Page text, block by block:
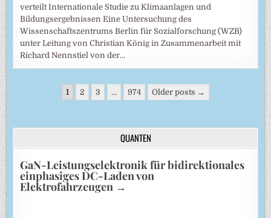
verteilt Internationale Studie zu Klimaanlagen und
Bildungsergebnissen Eine Untersuchung des
Wissenschaftszentrums Berlin für Sozialforschung (WZB)
unter Leitung von Christian König in Zusammenarbeit mit
Richard Nennstiel von der…
Seitennummerierung
Beiträge
1 2 3 … 974 Older posts →
QUANTEN
GaN-Leistungselektronik für bidirektionales
einphasiges DC-Laden von
Elektrofahrzeugen →